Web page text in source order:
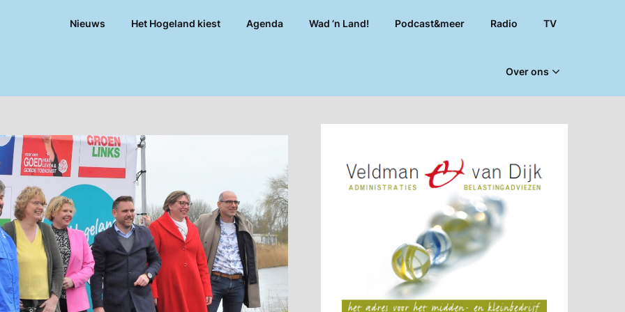
Nieuws Het Hogeland kiest Agenda Wad ’n Land! Podcast&meer Radio TV
Over ons